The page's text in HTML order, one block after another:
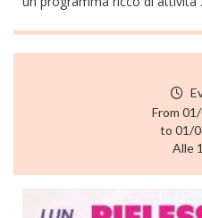
From
to 01/
Alle